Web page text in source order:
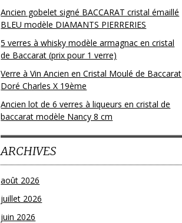
Ancien gobelet signé BACCARAT cristal émaillé
BLEU modèle DIAMANTS PIERRERIES
5 verres à whisky modèle armagnac en cristal
de Baccarat (prix pour 1 verre)
Verre à Vin Ancien en Cristal Moulé de Baccarat
Doré Charles X 19ème
Ancien lot de 6 verres à liqueurs en cristal de
baccarat modèle Nancy 8 cm
ARCHIVES
août 2026
juillet 2026
juin 2026